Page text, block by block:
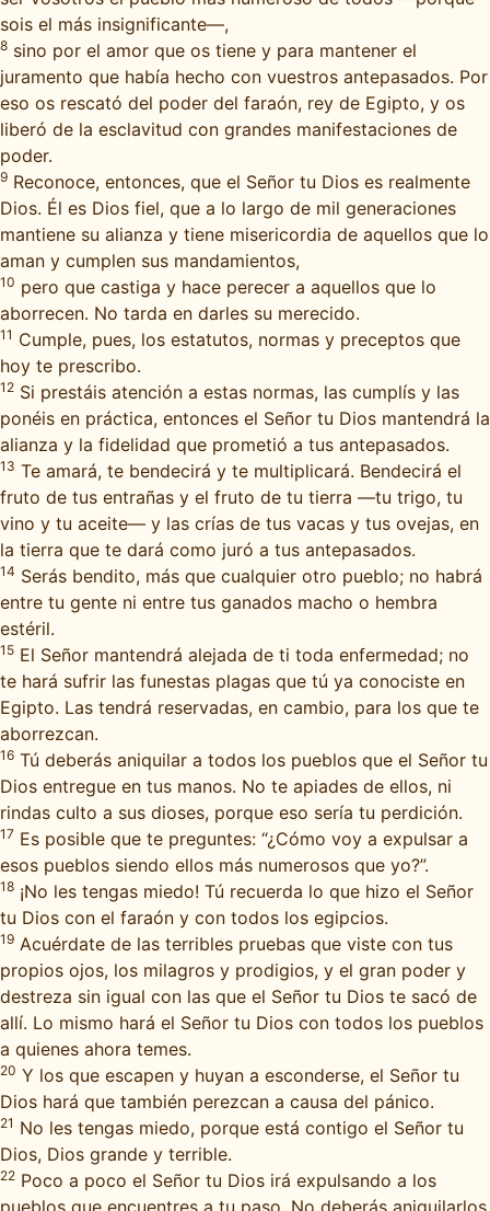
sois el más insignificante—,
8 sino por el amor que os tiene y para mantener el
juramento que había hecho con vuestros antepasados. Por
eso os rescató del poder del faraón, rey de Egipto, y os
liberó de la esclavitud con grandes manifestaciones de
poder.
9 Reconoce, entonces, que el Señor tu Dios es realmente
Dios. Él es Dios fiel, que a lo largo de mil generaciones
mantiene su alianza y tiene misericordia de aquellos que lo
aman y cumplen sus mandamientos,
10 pero que castiga y hace perecer a aquellos que lo
aborrecen. No tarda en darles su merecido.
11 Cumple, pues, los estatutos, normas y preceptos que
hoy te prescribo.
12 Si prestáis atención a estas normas, las cumplís y las
ponéis en práctica, entonces el Señor tu Dios mantendrá la
alianza y la fidelidad que prometió a tus antepasados.
13 Te amará, te bendecirá y te multiplicará. Bendecirá el
fruto de tus entrañas y el fruto de tu tierra —tu trigo, tu
vino y tu aceite— y las crías de tus vacas y tus ovejas, en
la tierra que te dará como juró a tus antepasados.
14 Serás bendito, más que cualquier otro pueblo; no habrá
entre tu gente ni entre tus ganados macho o hembra
estéril.
15 El Señor mantendrá alejada de ti toda enfermedad; no
te hará sufrir las funestas plagas que tú ya conociste en
Egipto. Las tendrá reservadas, en cambio, para los que te
aborrezcan.
16 Tú deberás aniquilar a todos los pueblos que el Señor tu
Dios entregue en tus manos. No te apiades de ellos, ni
rindas culto a sus dioses, porque eso sería tu perdición.
17 Es posible que te preguntes: “¿Cómo voy a expulsar a
esos pueblos siendo ellos más numerosos que yo?”.
18 ¡No les tengas miedo! Tú recuerda lo que hizo el Señor
tu Dios con el faraón y con todos los egipcios.
19 Acuérdate de las terribles pruebas que viste con tus
propios ojos, los milagros y prodigios, y el gran poder y
destreza sin igual con las que el Señor tu Dios te sacó de
allí. Lo mismo hará el Señor tu Dios con todos los pueblos
a quienes ahora temes.
20 Y los que escapen y huyan a esconderse, el Señor tu
Dios hará que también perezcan a causa del pánico.
21 No les tengas miedo, porque está contigo el Señor tu
Dios, Dios grande y terrible.
22 Poco a poco el Señor tu Dios irá expulsando a los
pueblos que encuentres a tu paso. No deberás aniquilarlos